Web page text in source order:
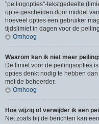
"peilingopties"-tekstgedeelte
optie gescheiden door middel
hoeveel opties een gebruiker
tijdslimiet in dagen voor de
Omhoog
Waarom kan ik niet meer
De limiet voor de peilingsopties
opties denkt nodig te hebben
met de beheerder.
Omhoog
Hoe wijzig of verwijder ik een
Net zoals bij de berichten kan